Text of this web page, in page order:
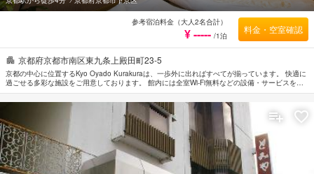
京都府京都市南区東九条上殿田町23-5
京都の中心に位置するKyo Oyado Kurakuraは、一歩外に出ればすべてが揃っています。 快適に
過ごせる多彩な施設をご用意しております。 館内には全室Wi-Fi無料などの設備・サービスをご
用意しています。 ルームタイプにより無料Wi-Fi , 禁煙/喫煙ポリシー：全室禁煙などをご用意し
ております。 当施設ではさまざまなレクリエーションをご体験いただけます。 Kyo Oyado
Kurakuraのあたたかいおもてなしと心地よい雰囲気で、京都での滞在をより思い出深いものにし
てくれます。
参考宿泊料金（大人2名合計）
¥ ----- /1泊
料金・空室確認